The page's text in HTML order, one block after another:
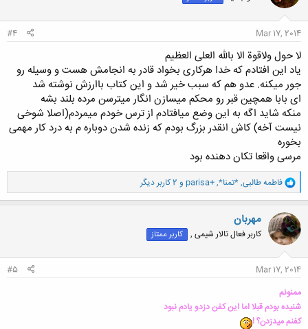
ا
Mar 17, 2014
#4
لا حول ولاقوة الا بالله العلی العظیم
یاد این افتادم که خدا هرکاری بخواد قادر به انجامش هست و وسیله رو
جور میکنه. عدو هم که سبب خیر شد و این کتاب باارزش نوشته شد
ای بابا همچین قبر رو محکم میسازن انگار میترسن مرده بلند بشه
منکه شاید اگه به این وضع میافتادم از ترس خودم میمردم(اصلا شوخی
نیست آخه) کاش انقدر بزرگ بودم که زنده شدن دوباره م به درد کار مهمی
بخوره
مرسی واقعا تکان دهنده بود
و
ا
ک
ن
ش
ه
ا
فاطمه طالبی,*تمنا*,
parisa+ و 2 کاربر دیگر
مهربان
کاربر فعال تالار شیمی , کاربر ممتاز
Mar 17, 2014
#5
ممنونم
شنیده بودم قبلا اما این کفن دزدو یادم نبود
کفنم میدزدن؟ !